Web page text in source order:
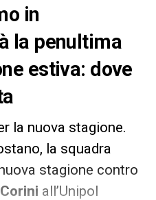
in
la penultima
estiva: dove
la nuova stagione.
la squadra
stagione contro
all’Unipol